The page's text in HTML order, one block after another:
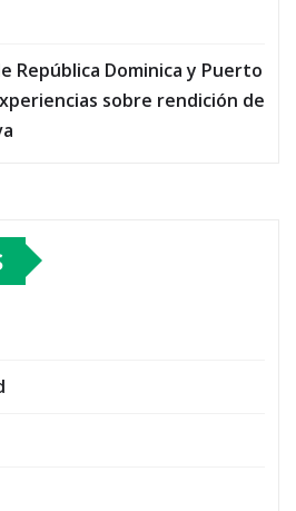
República Dominica y Puerto
sobre rendición de